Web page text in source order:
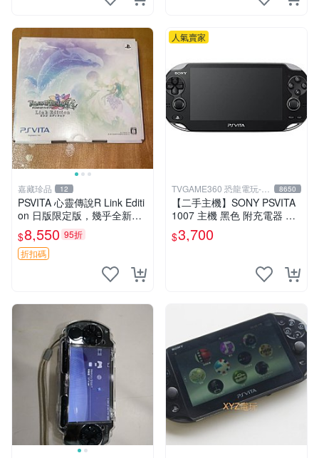
嘉藏珍品 12
PSVITA 心靈傳說R Link Editi
on 日版限定版，幾乎全新，
配件齊全，原裝包裝盒，說明
書，底座，掛件，布袋，卡都
在，游戲光盤已拆封但保存
$8,550 95折
折扣碼
人氣賣家
TVGAME360 恐龍電玩-台
中店
8650
【二手主機】SONY PSVITA
1007 主機 黑色 附充電器 US
B傳輸線 PS VITA PSV【台中
恐龍電玩】
$3,700